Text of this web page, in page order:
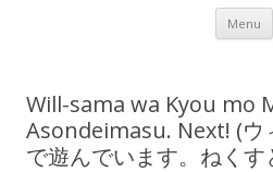
Menu
Will-sama wa Kyou mo
Asondeimasu. Next! (ウ
で遊んでいます。ねくす